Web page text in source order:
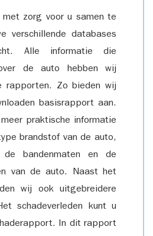
met zorg voor u samen te
verschillende databases
Alle informatie die
de auto hebben wij
rapporten. Zo bieden wij
basisrapport aan.
praktische informatie
brandstof van de auto,
bandenmaten en de
van de auto. Naast het
wij ook uitgebreidere
schadeverleden kunt u
In dit rapport